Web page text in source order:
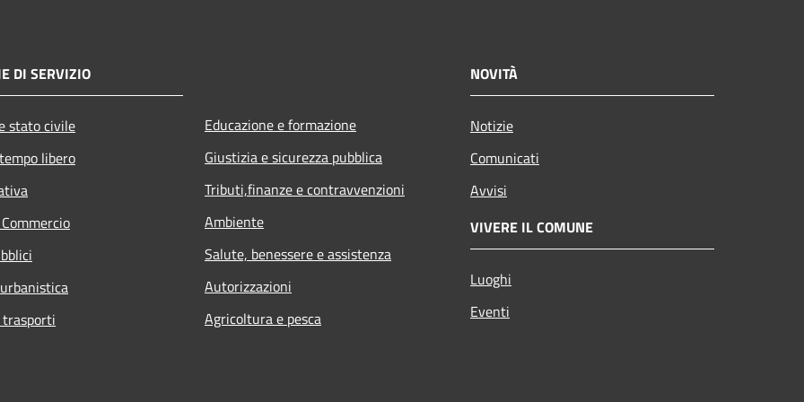
DI SERVIZIO
stato civile
libero
Educazione e formazione
Giustizia e sicurezza pubblica
Tributi,finanze e contravvenzioni
Ambiente
Salute, benessere e assistenza
Autorizzazioni
Agricoltura e pesca
NOVITÀ
Notizie
Comunicati
Avvisi
VIVERE IL COMUNE
Luoghi
Eventi